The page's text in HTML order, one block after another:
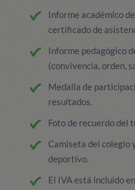
Informe académico
certificado de
Informe pedagógico
(convivencia, orden,
Medalla de
resultados.
Foto de recuerdo del
Camiseta del colegio
deportivo.
El IVA está incluido